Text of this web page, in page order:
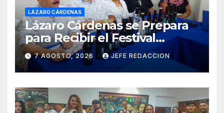
LÁZARO CÁRDENAS
Lázaro Cárdenas se Prepara
para Recibir el Festival
Internacional de la Cerveza
Costa de Michoacán 2026
7 AGOSTO, 2026 JEFE REDACCION